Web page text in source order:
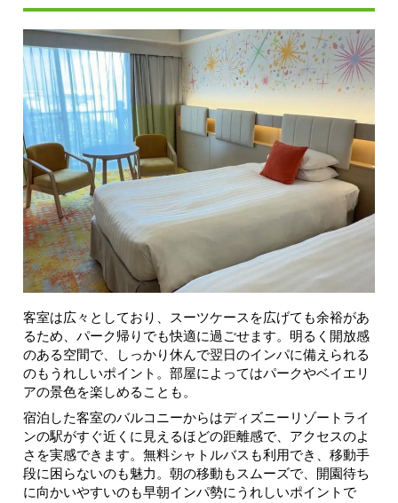
客室は広々としており、スーツケースを広げても余裕があ
るため、パーク帰りでも快適に過ごせます。明るく開放感
のある空間で、しっかり休んで翌日のインパに備えられる
のもうれしいポイント。部屋によってはパークやベイエリ
アの景色を楽しめることも。
宿泊した客室のバルコニーからはディズニーリゾートライ
ンの駅がすぐ近くに見えるほどの距離感で、アクセスのよ
さを実感できます。無料シャトルバスも利用でき、移動手
段に困らないのも魅力。朝の移動もスムーズで、開園待ち
に向かいやすいのも早朝インパ勢にうれしいポイントで